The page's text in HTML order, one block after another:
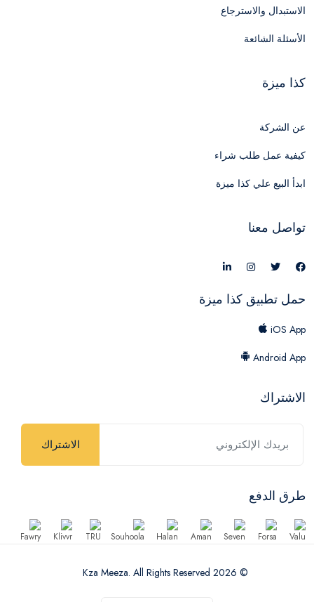
الاستبدال والاسترجاع
الأسئلة الشائعة
كذا ميزة
عن الشركة
كيفية عمل طلب شراء
ابدأ البيع علي كذا ميزة
تواصل معنا
حمل تطبيق كذا ميزة
iOS App
Android App
الاشتراك
الاشتراك
طرق الدفع
© 2026 Kza Meeza. All Rights Reserved